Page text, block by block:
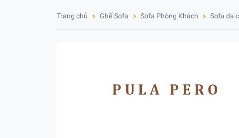
Trang chủ Ghế Sofa Sofa Phòng Khách Sofa da